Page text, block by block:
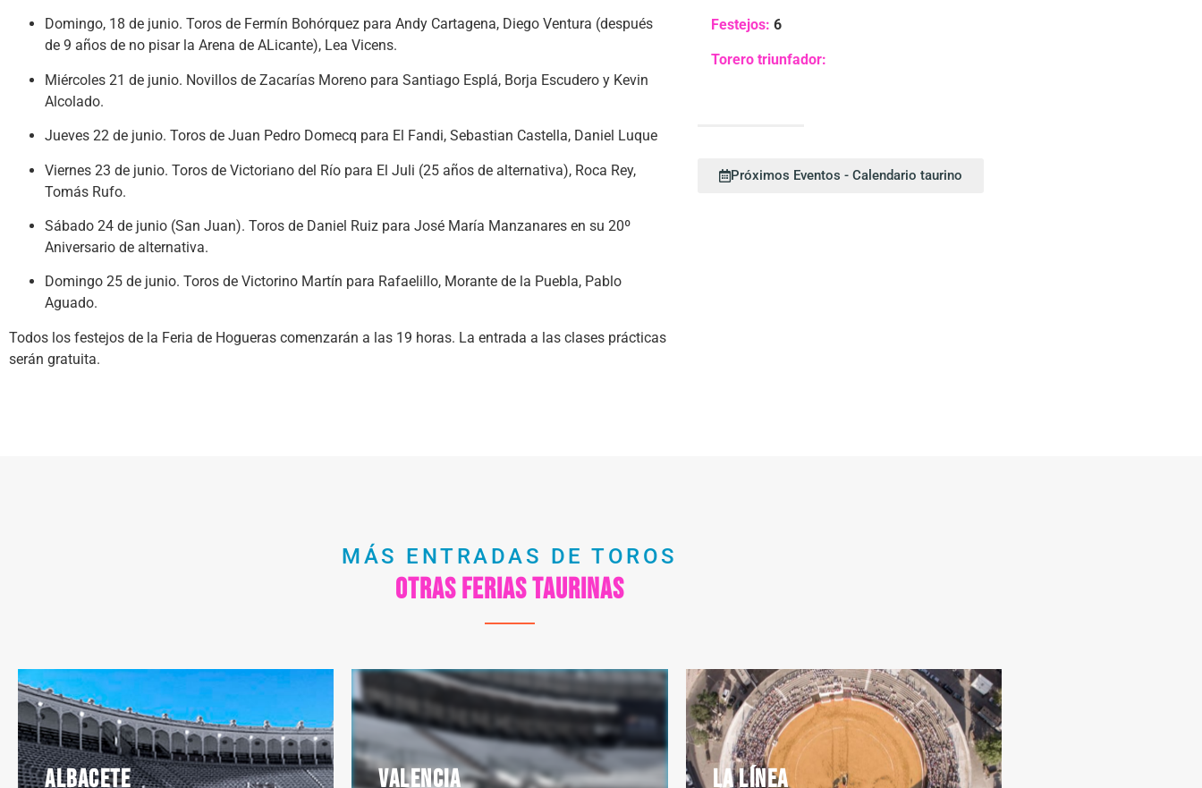
Domingo, 18 de junio. Toros de Fermín Bohórquez para Andy Cartagena, Diego Ventura (después
de 9 años de no pisar la Arena de ALicante), Lea Vicens.
Miércoles 21 de junio. Novillos de Zacarías Moreno para Santiago Esplá, Borja Escudero y Kevin
Alcolado.
Jueves 22 de junio. Toros de Juan Pedro Domecq para El Fandi, Sebastian Castella, Daniel Luque
Viernes 23 de junio. Toros de Victoriano del Río para El Juli (25 años de alternativa), Roca Rey,
Tomás Rufo.
Sábado 24 de junio (San Juan). Toros de Daniel Ruiz para José María Manzanares en su 20º
Aniversario de alternativa.
Domingo 25 de junio. Toros de Victorino Martín para Rafaelillo, Morante de la Puebla, Pablo
Aguado.
Todos los festejos de la Feria de Hogueras comenzarán a las 19 horas. La entrada a las clases prácticas
serán gratuita.
Festejos: 6
Torero triunfador:
Próximos Eventos - Calendario taurino
MÁS ENTRADAS DE TOROS
Otras ferias taurinas
Albacete Valencia La línea